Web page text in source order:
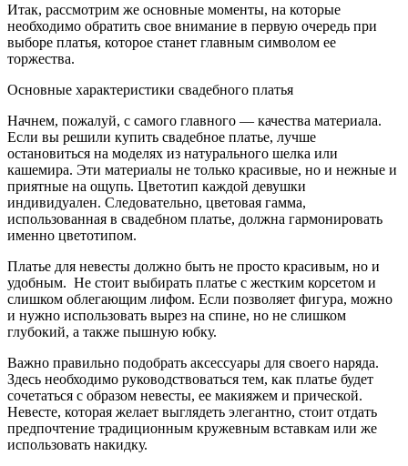
Итак, рассмотрим же основные моменты, на которые
необходимо обратить свое внимание в первую очередь при
выборе платья, которое станет главным символом ее
торжества.
Основные характеристики свадебного платья
Начнем, пожалуй, с самого главного — качества материала.
Если вы решили купить свадебное платье, лучше
остановиться на моделях из натурального шелка или
кашемира. Эти материалы не только красивые, но и нежные и
приятные на ощупь. Цветотип каждой девушки
индивидуален. Следовательно, цветовая гамма,
использованная в свадебном платье, должна гармонировать
именно цветотипом.
Платье для невесты должно быть не просто красивым, но и
удобным. Не стоит выбирать платье с жестким корсетом и
слишком облегающим лифом. Если позволяет фигура, можно
и нужно использовать вырез на спине, но не слишком
глубокий, а также пышную юбку.
Важно правильно подобрать аксессуары для своего наряда.
Здесь необходимо руководствоваться тем, как платье будет
сочетаться с образом невесты, ее макияжем и прической.
Невесте, которая желает выглядеть элегантно, стоит отдать
предпочтение традиционным кружевным вставкам или же
использовать накидку.